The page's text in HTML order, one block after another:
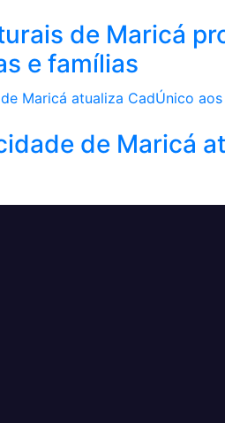
de Maricá
e famílias
de Maricá